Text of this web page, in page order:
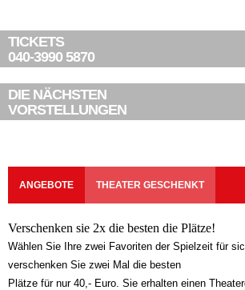
TICKETS
040-3990 5870
DIE NÄCHSTEN
VORSTELLUNGEN
ANGEBOTE THEATER GESCHENKT
Verschenken sie 2x die besten die Plätze!
Wählen Sie Ihre zwei Favoriten der Spielzeit für
verschenken Sie zwei Mal die besten
Plätze für nur 40,- Euro. Sie erhalten einen